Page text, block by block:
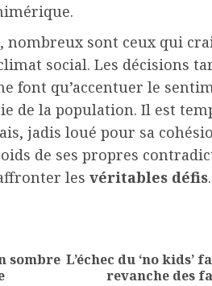
nombreux sont ceux qui
social. Les décisions
font qu’accentuer le
de la population. Il est
jadis loué pour sa
de ses propres
les véritables défis.
Previous
sombre Next
L’échec du ‘no kids’
revanche des